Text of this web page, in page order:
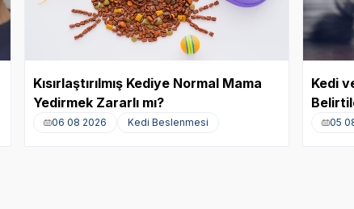
Kısırlaştırılmış Kediye Normal Mama
Yedirmek Zararlı mı?
06 08 2026 Kedi Beslenmesi
Kedi
05